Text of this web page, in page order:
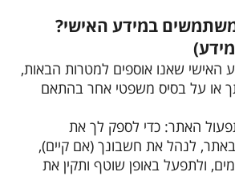
במידע האישי?
האישי שאנו אוספים למטרות הבאות,
או על בסיס משפטי אחר בהתאם
האתר: כדי לספק לך את
לנהל את חשבונך (אם קיים),
ולתפעל באופן שוטף ותקין את